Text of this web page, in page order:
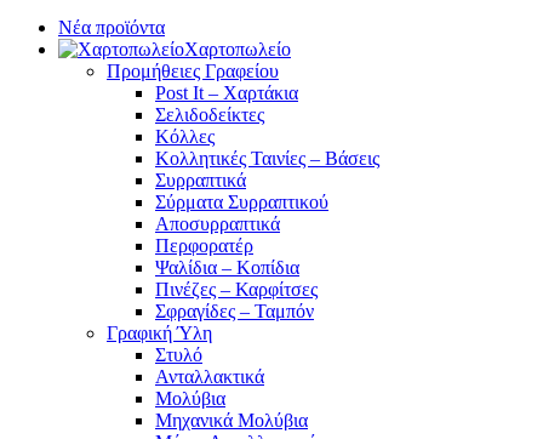
Νέα προϊόντα
Χαρτοπωλείο
Προμήθειες Γραφείου
Post It – Χαρτάκια
Σελιδοδείκτες
Κόλλες
Κολλητικές Ταινίες – Βάσεις
Συρραπτικά
Σύρματα Συρραπτικού
Αποσυρραπτικά
Περφορατέρ
Ψαλίδια – Κοπίδια
Πινέζες – Καρφίτσες
Σφραγίδες – Ταμπόν
Γραφική Ύλη
Στυλό
Ανταλλακτικά
Μολύβια
Μηχανικά Μολύβια